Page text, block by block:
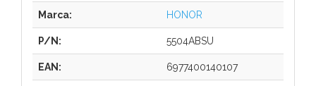
Marca: HONOR
P/N: 5504ABSU
EAN: 6977400140107